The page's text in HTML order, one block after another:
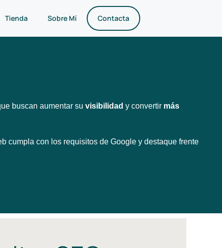
Tienda Sobre Mí Contacta
buscan aumentar su visibilidad y convertir más
cumpla con los requisitos de Google y destaque frente